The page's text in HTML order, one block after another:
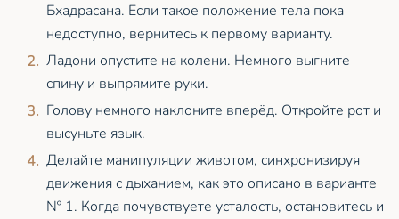
Бхадрасана. Если такое положение тела пока
недоступно, вернитесь к первому варианту.
Ладони опустите на колени. Немного выгните
спину и выпрямите руки.
Голову немного наклоните вперёд. Откройте рот и
высуньте язык.
Делайте манипуляции животом, синхронизируя
движения с дыханием, как это описано в варианте
№ 1. Когда почувствуете усталость, остановитесь и